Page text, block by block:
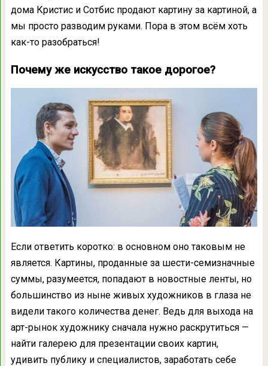
дома Кристис и Сотбис продают картину за картиной, а
мы просто разводим руками. Пора в этом всём хоть
как-то разобраться!
Почему же искусство такое дорогое?
Если ответить коротко: в основном оно таковым не
является. Картины, проданные за шести-семизначные
суммы, разумеется, попадают в новостные ленты, но
большинство из ныне живых художников в глаза не
видели такого количества денег. Ведь для выхода на
арт-рынок художнику сначала нужно раскрутиться —
найти галерею для презентации своих картин,
удивить публику и специалистов, заработать себе